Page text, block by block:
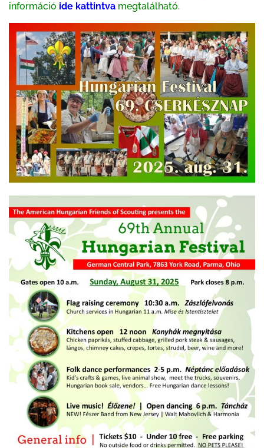
információ ide kattintva megtalálható.